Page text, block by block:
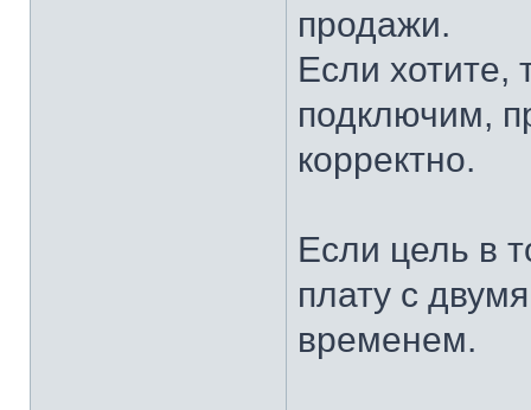
продажи.
Если хотите,
подключим,
корректно.
Если цель в
плату с
временем.